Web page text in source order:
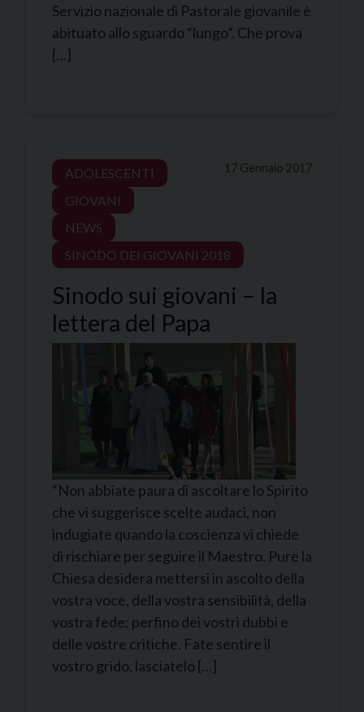
Servizio nazionale di Pastorale giovanile è
abituato allo sguardo “lungo”. Che prova
[…]
17 Gennaio 2017
ADOLESCENTI
GIOVANI
NEWS
SINODO DEI GIOVANI 2018
Sinodo sui giovani – la
lettera del Papa
“Non abbiate paura di ascoltare lo Spirito
che vi suggerisce scelte audaci, non
indugiate quando la coscienza vi chiede
di rischiare per seguire il Maestro. Pure la
Chiesa desidera mettersi in ascolto della
vostra voce, della vostra sensibilità, della
vostra fede; perfino dei vostri dubbi e
delle vostre critiche. Fate sentire il
vostro grido, lasciatelo […]